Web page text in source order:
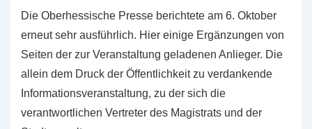
Die Oberhessische Presse berichtete am 6. Oktober
erneut sehr ausführlich. Hier einige Ergänzungen von
Seiten der zur Veranstaltung geladenen Anlieger. Die
allein dem Druck der Öffentlichkeit zu verdankende
Informationsveranstaltung, zu der sich die
verantwortlichen Vertreter des Magistrats und der